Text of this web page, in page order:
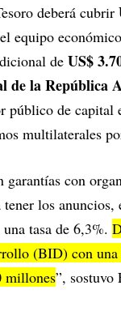
deberá cubrir
equipo
de US$
de la República
público de capital
multilaterales
garantías con
los
tasa de 6,3%.
(BID) con
millones”, sostuvo